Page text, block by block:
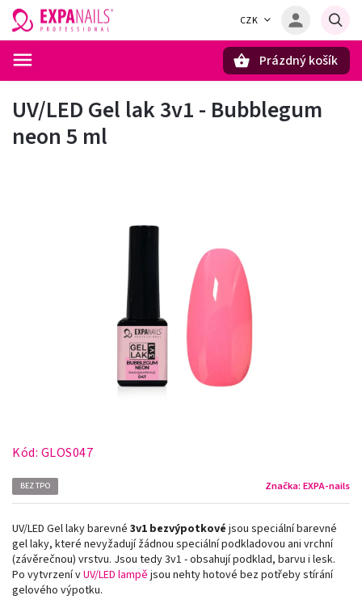
CZK
Prázdný košík
UV/LED Gel lak 3v1 - Bubblegum
neon 5 ml
Kód: GLOS047
BEZ TPO Značka: EXPA-nails
UV/LED Gel laky barevné 3v1 bezvýpotkové jsou speciální barevné
gel laky, které nevyžadují žádnou speciální podkladovou ani vrchní
(závěrečnou) vrstvu. Jsou tedy 3v1 - obsahují podklad, barvu i lesk.
Po vytvrzení vUV/LED lampě jsou nehty hotové bez potřeby stírání
gelového výpotku.